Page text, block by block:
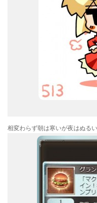
相変わらず朝は寒いが夜はぬるい